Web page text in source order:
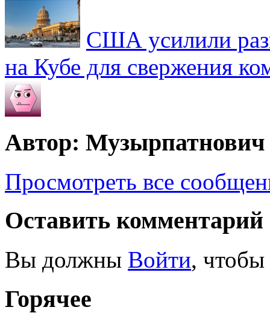
США усилили
на Кубе для свержения
Автор: Музырпатнович
Просмотреть все
Оставить комментарий
Вы должны Войти, чтобы
Горячее